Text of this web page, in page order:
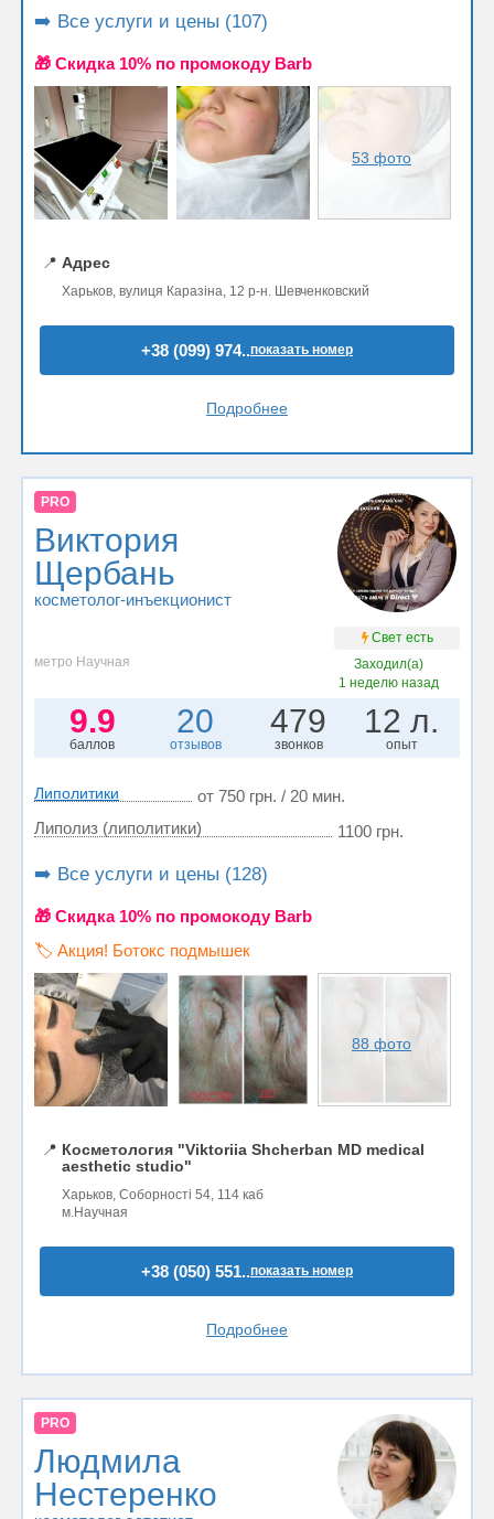
➡️ Все услуги и цены (107)
🎁 Cкидка 10% по промокоду Barb
53 фото
📍 Адрес
Харьков, вулиця Каразіна, 12 р-н. Шевченковский
+38 (099) 974..показать номер
Подробнее
PRO
Виктория
Щербань
косметолог-инъекционист
Свет есть
метро Научная
Заходил(а)
1 неделю назад
9.9
баллов
20
отзывов
479
звонков
12 л.
опыт
Липолитики
от 750 грн. / 20 мин.
Липолиз (липолитики)
1100 грн.
➡️ Все услуги и цены (128)
🎁 Cкидка 10% по промокоду Barb
🏷️ Акция! Ботокс подмышек
88 фото
📍 Косметология "Viktoriia Shcherban MD medical
aesthetic studio"
Харьков, Соборності 54, 114 каб
м.Научная
+38 (050) 551..показать номер
Подробнее
PRO
Людмила
Нестеренко